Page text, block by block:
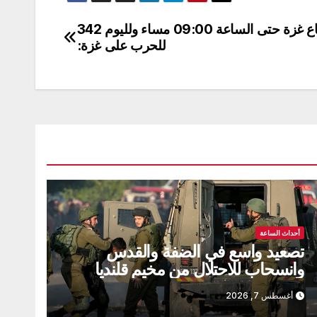
الوضع الميداني الحالي لقطاع غزة حتى الساعة 09:00 مساء ولليوم 342
للحرب على غزة:
أحداث الساعة
تصعيد واسع في الضفة والقدس
وانسحاب للاحتلال من مخيم قلنديا
تخلله عشرات الإصابات والاعتقالات
أغسطس 7, 2026